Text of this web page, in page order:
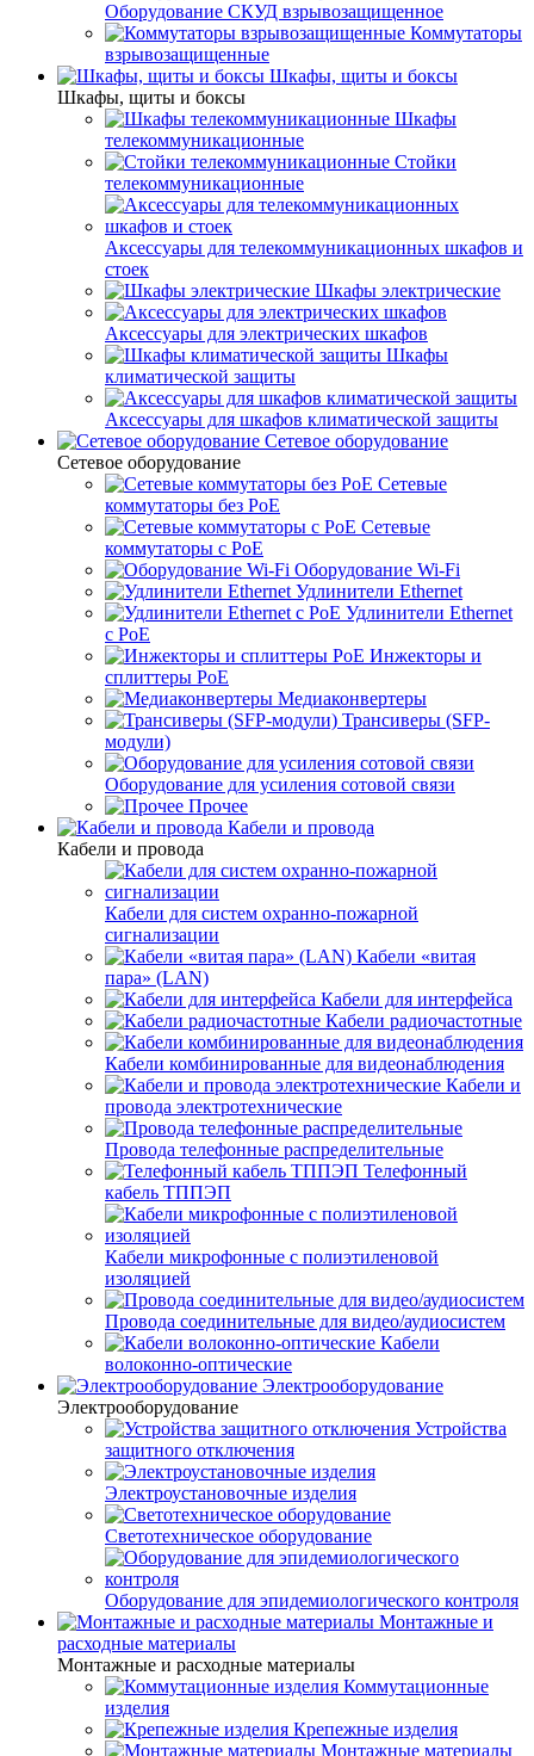
Оборудование СКУД взрывозащищенное
Коммутаторы
взрывозащищенные
Шкафы, щиты и боксы
Шкафы, щиты и боксы
Шкафы
телекоммуникационные
Стойки
телекоммуникационные
Аксессуары для телекоммуникационных шкафов и
стоек
Шкафы электрические
Аксессуары для электрических шкафов
Шкафы
климатической защиты
Аксессуары для шкафов климатической защиты
Сетевое оборудование
Сетевое оборудование
Сетевые
коммутаторы без PoE
Сетевые
коммутаторы с PoE
Оборудование Wi-Fi
Удлинители Ethernet
Удлинители Ethernet
с PoE
Инжекторы и
сплиттеры PoE
Медиаконвертеры
Трансиверы (SFP-
модули)
Оборудование для усиления сотовой связи
Прочее
Кабели и провода
Кабели и провода
Кабели для систем охранно-пожарной
сигнализации
Кабели «витая
пара» (LAN)
Кабели для интерфейса
Кабели радиочастотные
Кабели комбинированные для видеонаблюдения
Кабели и
провода электротехнические
Провода телефонные распределительные
Телефонный
кабель ТППЭП
Кабели микрофонные с полиэтиленовой
изоляцией
Провода соединительные для видео/аудиосистем
Кабели
волоконно-оптические
Электрооборудование
Электрооборудование
Устройства
защитного отключения
Электроустановочные изделия
Светотехническое оборудование
Оборудование для эпидемиологического контроля
Монтажные и
расходные материалы
Монтажные и расходные материалы
Коммутационные
изделия
Крепежные изделия
Монтажные материалы